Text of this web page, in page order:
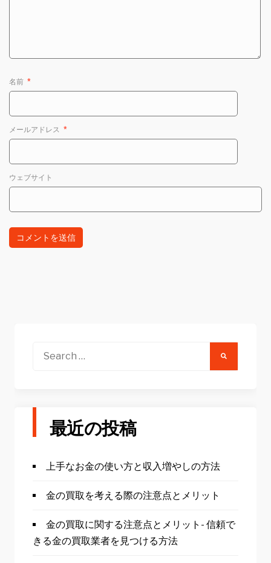
名前 *
メールアドレス *
ウェブサイト
Search
最近の投稿
上手なお金の使い方と収入増やしの方法
金の買取を考える際の注意点とメリット
金の買取に関する注意点とメリット- 信頼で
きる金の買取業者を見つける方法